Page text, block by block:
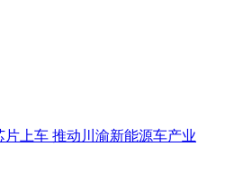
上车 推动川渝新能源车产业